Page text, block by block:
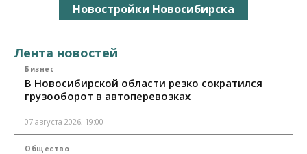
Новостройки Новосибирска
Лента новостей
Бизнес
В Новосибирской области резко сократился
грузооборот в автоперевозках
07 августа 2026, 19:00
Общество